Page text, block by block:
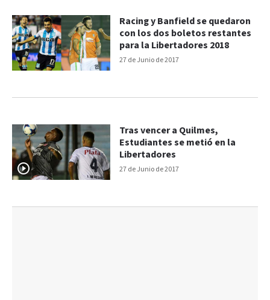
27 de Junio de 2017
Racing y Banfield se quedaron
con los dos boletos restantes
para la Libertadores 2018
27 de Junio de 2017
Tras vencer a Quilmes,
Estudiantes se metió en la
Libertadores